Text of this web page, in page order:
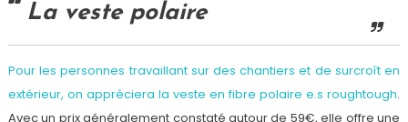
La veste polaire
Pour les personnes travaillant sur des chantiers et de surcroît en
extérieur, on appréciera la veste en fibre polaire e.s roughtough.
Avec un prix généralement constaté autour de 59€, elle offre une